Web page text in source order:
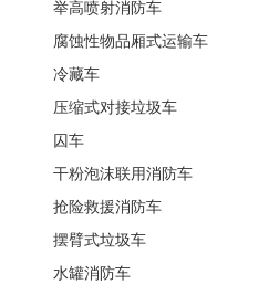
举高喷射消防车
腐蚀性物品厢式运输车
冷藏车
压缩式对接垃圾车
囚车
干粉泡沫联用消防车
抢险救援消防车
摆臂式垃圾车
水罐消防车